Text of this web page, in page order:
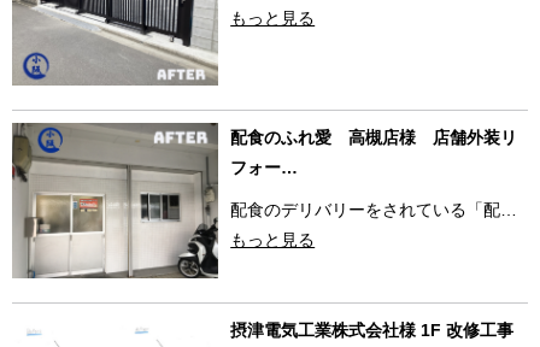
もっと見る
配食のふれ愛 高槻店様 店舗外装リ
フォー…
配食のデリバリーをされている「配…
もっと見る
摂津電気工業株式会社様 1F 改修工事